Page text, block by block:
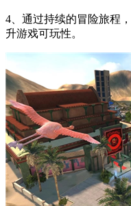
4、通过持续的冒险旅程
升游戏可玩性。